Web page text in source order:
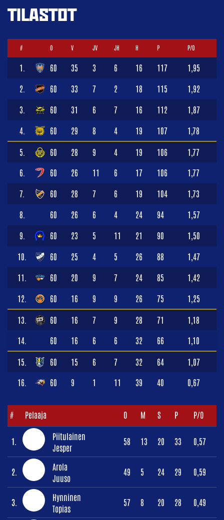
TILASTOT
# O V JV JH H P P/O
1. 60 35 3 6 16 117 1,95
2. 60 33 7 2 18 115 1,92
3. 60 31 6 7 16 112 1,87
4. 60 29 8 4 19 107 1,78
5. 60 28 9 4 19 106 1,77
6. 60 26 11 6 17 106 1,77
7. 60 28 7 6 19 104 1,73
8. 60 26 6 4 24 94 1,57
9. 60 23 5 11 21 90 1,50
10. 60 25 4 5 26 88 1,47
11. 60 20 9 7 24 85 1,42
12. 60 16 9 9 26 75 1,25
13. 60 16 7 9 28 71 1,18
14. 60 16 6 6 32 66 1,10
15. 60 15 6 7 32 64 1,07
16. 60 9 1 11 39 40 0,67
# Pelaaja O M S P P/O
1.
Piitulainen
Jesper
58 13 20 33 0,57
2.
Arola
Juuso
49 5 24 29 0,59
3.
Hynninen
Topias
57 8 20 28 0,49